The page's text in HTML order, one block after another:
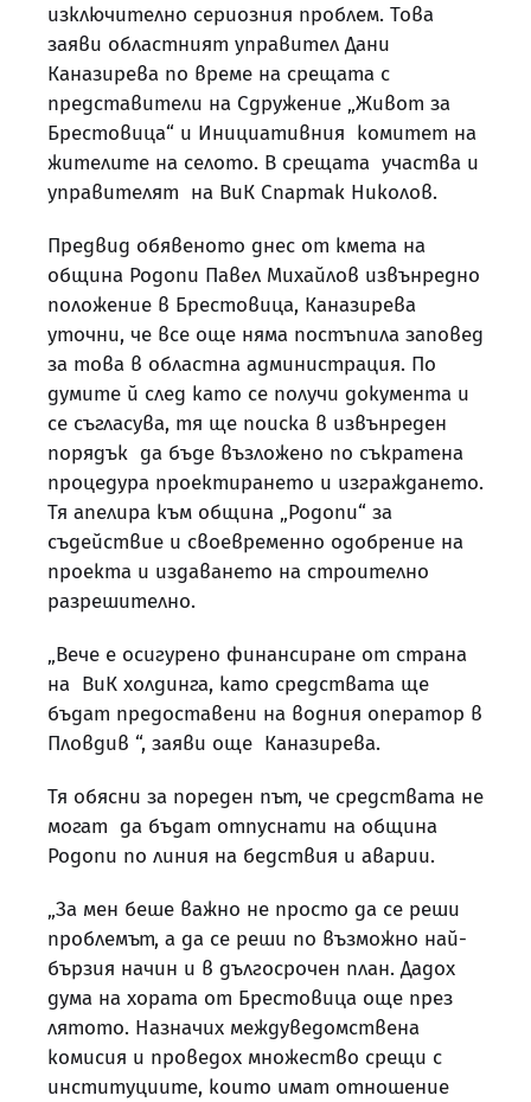
изключително сериозния проблем. Това
заяви областният управител Дани
Каназирева по време на срещата с
представители на Сдружение „Живот за
Брестовица“ и Инициативния комитет на
жителите на селото. В срещата участва и
управителят на ВиК Спартак Николов.
Предвид обявеното днес от кмета на
община Родопи Павел Михайлов извънредно
положение в Брестовица, Каназирева
уточни, че все още няма постъпила заповед
за това в областна администрация. По
думите й след като се получи документа и
се съгласува, тя ще поиска в извънреден
порядък да бъде възложено по съкратена
процедура проектирането и изграждането.
Тя апелира към община „Родопи“ за
съдействие и своевременно одобрение на
проекта и издаването на строително
разрешително.
„Вече е осигурено финансиране от страна
на ВиК холдинга, като средствата ще
бъдат предоставени на водния оператор в
Пловдив “, заяви още Каназирева.
Тя обясни за пореден път, че средствата не
могат да бъдат отпуснати на община
Родопи по линия на бедствия и аварии.
„За мен беше важно не просто да се реши
проблемът, а да се реши по възможно най-
бързия начин и в дългосрочен план. Дадох
дума на хората от Брестовица още през
лятото. Назначих междуведомствена
комисия и проведох множество срещи с
институциите, които имат отношение